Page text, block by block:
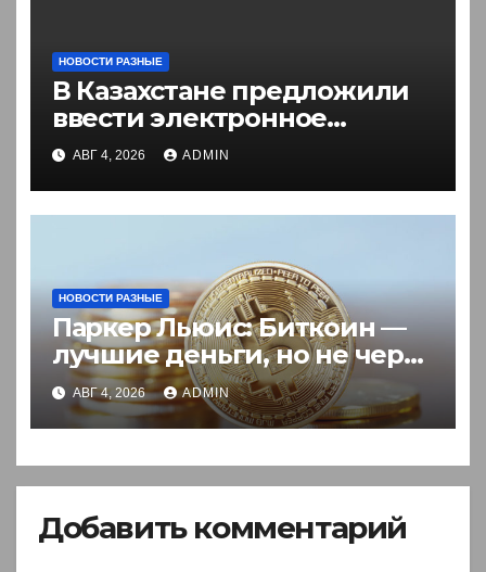
НОВОСТИ РАЗНЫЕ
В Казахстане предложили
ввести электронное
разрешение на въезд для
иностранцев
АВГ 4, 2026 ADMIN
НОВОСТИ РАЗНЫЕ
Паркер Льюис: Биткоин —
лучшие деньги, но не через
акции
АВГ 4, 2026 ADMIN
Добавить комментарий